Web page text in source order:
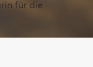
für die